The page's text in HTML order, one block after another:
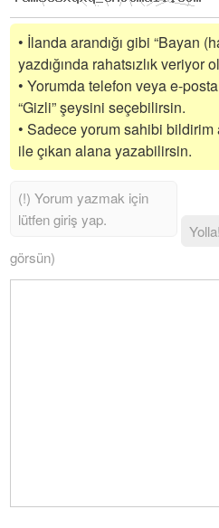
• İlanda arandığı gibi “Bayan
yazdığında rahatsızlık veriyor
• Yorumda telefon veya e-
“Gizli” şeysini seçebilirsin.
• Sadece yorum sahibi bildirim
ile çıkan alana yazabilirsin.
Yolla!
görsün)